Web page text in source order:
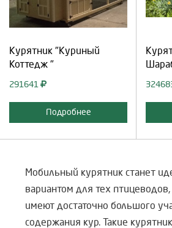
Курятник "Куриный
Коттедж "
291641
Подробнее
Мобильный курятник станет
вариантом для тех
имеют достаточно большого
содержания кур. Такие